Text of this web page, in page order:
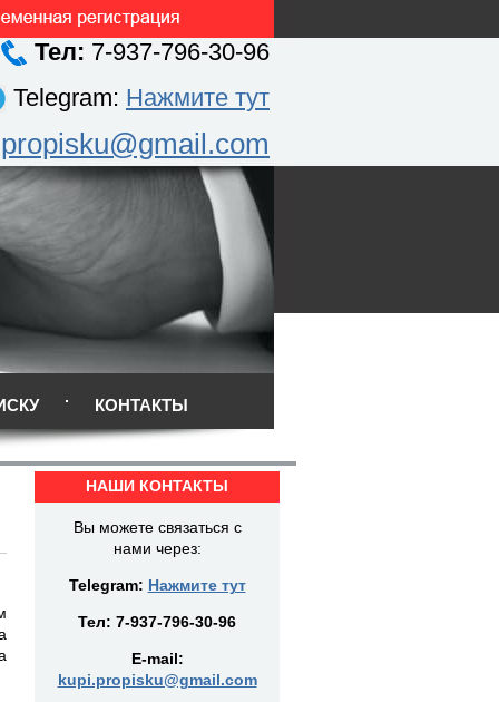
Тел: 7-937-796-30-96
Telegram: Нажмите тут
КОНТАКТЫ
НАШИ КОНТАКТЫ
Вы можете связаться с
нами через:
Telegram: Нажмите тут
Тел: 7-937-796-30-96
E-mail:
kupi.propisku@gmail.com